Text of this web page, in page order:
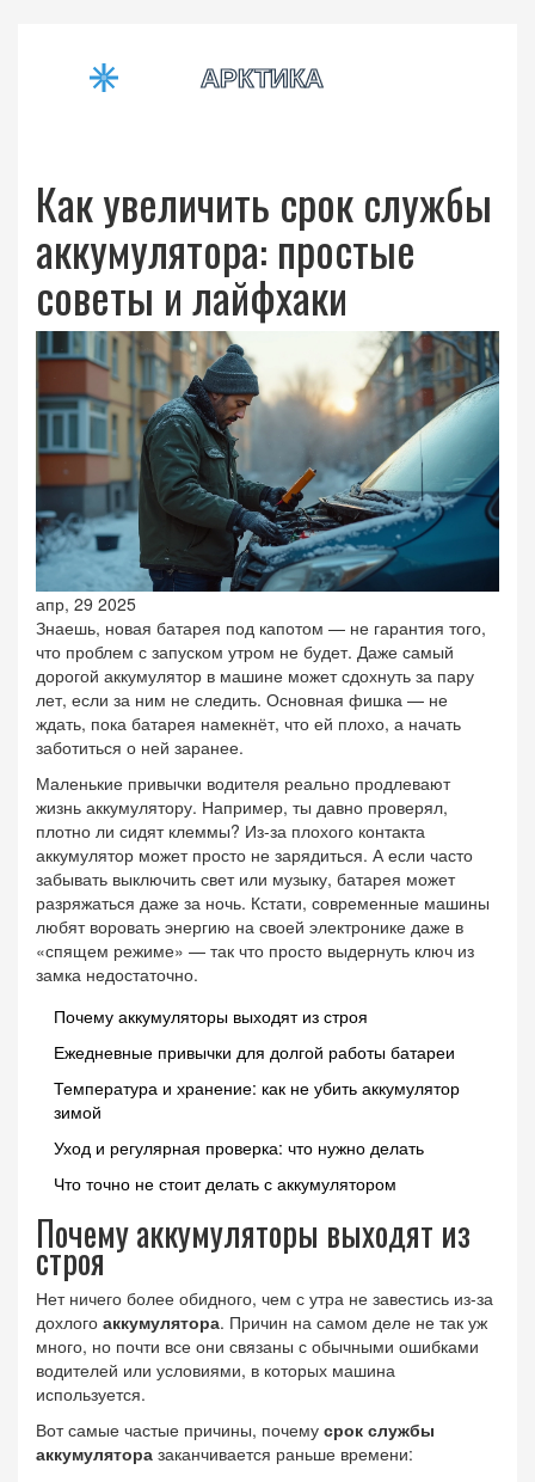
Как увеличить срок службы
аккумулятора: простые
советы и лайфхаки
апр, 29 2025
Знаешь, новая батарея под капотом — не гарантия того,
что проблем с запуском утром не будет. Даже самый
дорогой аккумулятор в машине может сдохнуть за пару
лет, если за ним не следить. Основная фишка — не
ждать, пока батарея намекнёт, что ей плохо, а начать
заботиться о ней заранее.
Маленькие привычки водителя реально продлевают
жизнь аккумулятору. Например, ты давно проверял,
плотно ли сидят клеммы? Из-за плохого контакта
аккумулятор может просто не зарядиться. А если часто
забывать выключить свет или музыку, батарея может
разряжаться даже за ночь. Кстати, современные машины
любят воровать энергию на своей электронике даже в
«спящем режиме» — так что просто выдернуть ключ из
замка недостаточно.
Почему аккумуляторы выходят из строя
Ежедневные привычки для долгой работы батареи
Температура и хранение: как не убить аккумулятор
зимой
Уход и регулярная проверка: что нужно делать
Что точно не стоит делать с аккумулятором
Почему аккумуляторы выходят из
строя
Нет ничего более обидного, чем с утра не завестись из-за
дохлого аккумулятора. Причин на самом деле не так уж
много, но почти все они связаны с обычными ошибками
водителей или условиями, в которых машина
используется.
Вот самые частые причины, почему срок службы
аккумулятора заканчивается раньше времени: